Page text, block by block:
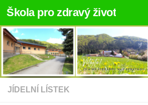
Skip to content
Škola pro zdravý život
JÍDELNÍ LÍSTEK